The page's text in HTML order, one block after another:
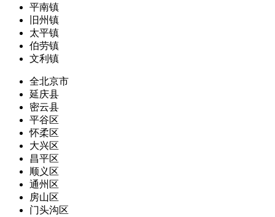
平南镇
旧州镇
太平镇
伯劳镇
文利镇
全北京市
延庆县
密云县
平谷区
怀柔区
大兴区
昌平区
顺义区
通州区
房山区
门头沟区